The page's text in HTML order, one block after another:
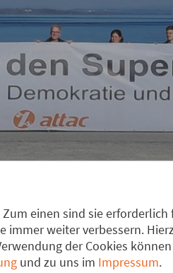
einen sind sie
weiter verbessern.
der Cookies
und zu uns im Impressum.